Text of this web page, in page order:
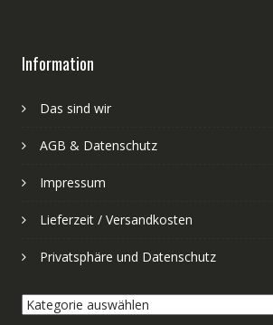
Information
Das sind wir
AGB & Datenschutz
Impressum
Lieferzeit / Versandkosten
Privatsphäre und Datenschutz
Kategorie